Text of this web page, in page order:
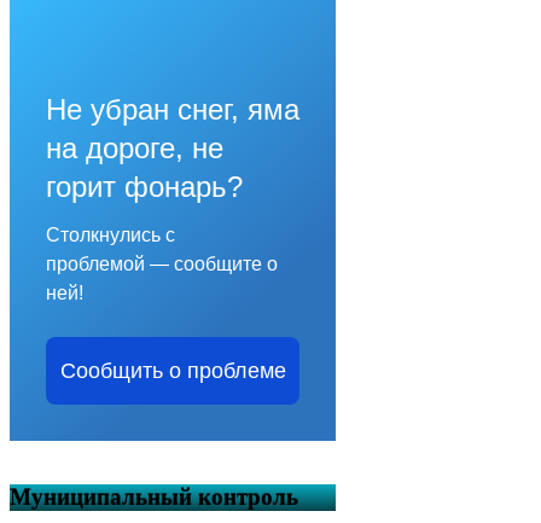
Не убран снег, яма
на дороге, не
горит фонарь?
Столкнулись с
проблемой — сообщите о
ней!
Сообщить о проблеме
Муниципальный контроль